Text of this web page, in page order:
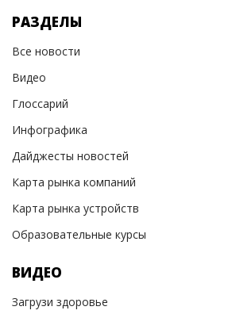
РАЗДЕЛЫ
Все новости
Видео
Глоссарий
Инфографика
Дайджесты новостей
Карта рынка компаний
Карта рынка устройств
Образовательные курсы
ВИДЕО
Загрузи здоровье